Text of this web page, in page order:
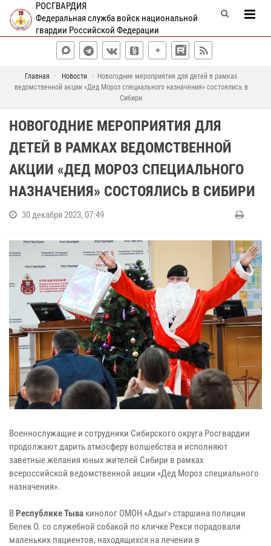
РОСГВАРДИЯ
Федеральная служба войск национальной
гвардии Российской Федерации
Главная Новости
Новогодние мероприятия для детей в рамках
ведомственной акции «Дед Мороз специального назначения» состоялись в
Сибири
НОВОГОДНИЕ МЕРОПРИЯТИЯ ДЛЯ
ДЕТЕЙ В РАМКАХ ВЕДОМСТВЕННОЙ
АКЦИИ «ДЕД МОРОЗ СПЕЦИАЛЬНОГО
НАЗНАЧЕНИЯ» СОСТОЯЛИСЬ В СИБИРИ
30 декабря 2023, 07:49
Военнослужащие и сотрудники Сибирского округа Росгвардии
продолжают дарить атмосферу волшебства и исполняют
заветные желания юных жителей Сибири в рамках
всероссийской ведомственной акции «Дед Мороз специального
назначения».
В Республике Тыва кинолог ОМОН «Адыг» старшина полиции
Белек О. со служебной собакой по кличке Рекси порадовали
маленьких пациентов, находящихся на лечении в